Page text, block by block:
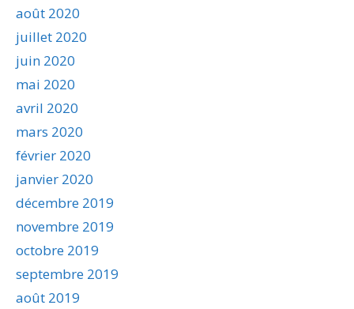
août 2020
juillet 2020
juin 2020
mai 2020
avril 2020
mars 2020
février 2020
janvier 2020
décembre 2019
novembre 2019
octobre 2019
septembre 2019
août 2019